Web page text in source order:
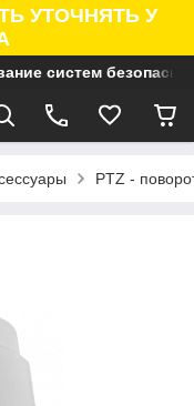
УТОЧНЯТЬ У
систем
PTZ -